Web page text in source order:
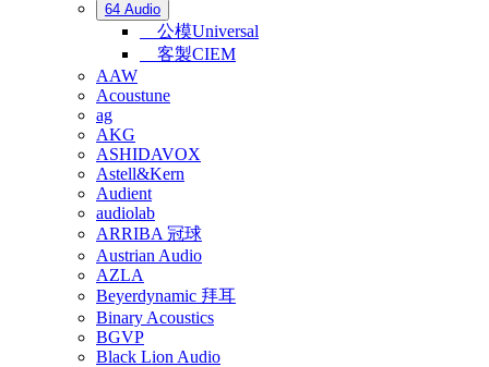
64 Audio
公模Universal
客製CIEM
AAW
Acoustune
ag
AKG
ASHIDAVOX
Astell&Kern
Audient
audiolab
ARRIBA 冠球
Austrian Audio
AZLA
Beyerdynamic 拜耳
Binary Acoustics
BGVP
Black Lion Audio